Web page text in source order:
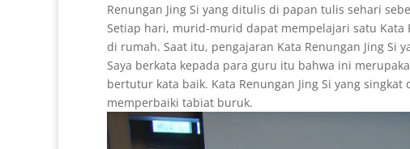
Renungan Jing Si yang ditulis di papan tulis sehari
Setiap hari, murid-murid dapat mempelajari satu Kata
di rumah. Saat itu, pengajaran Kata Renungan Jing
Saya berkata kepada para guru itu bahwa ini
bertutur kata baik. Kata Renungan Jing Si yang
memperbaiki tabiat buruk.